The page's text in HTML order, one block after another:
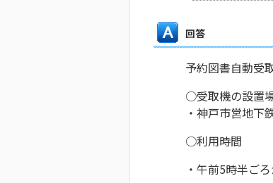
回答
予約図書自動受
○受取機の設置
・神戸市営地
○利用時間
・午前5時半ご